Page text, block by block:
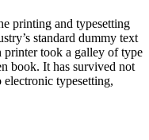
printing and typesetting
standard dummy text
printer took a galley of type
book. It has survived not
typesetting,